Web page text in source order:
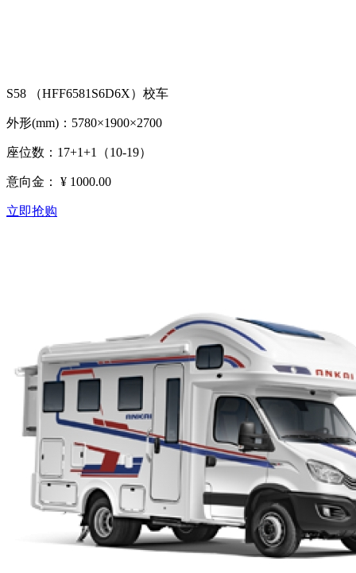
S58 （HFF6581S6D6X）校车
外形(mm)：5780×1900×2700
座位数：17+1+1（10-19）
意向金： ¥ 1000.00
立即抢购